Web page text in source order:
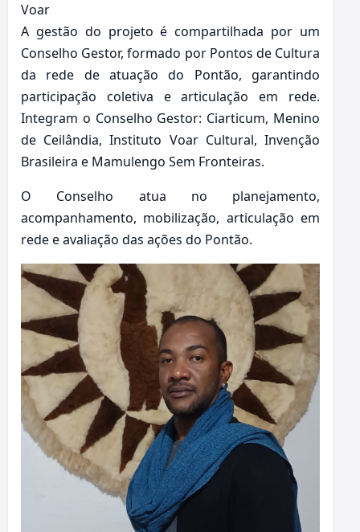
Voar
A gestão do projeto é compartilhada por um
Conselho Gestor, formado por Pontos de Cultura
da rede de atuação do Pontão, garantindo
participação coletiva e articulação em rede.
Integram o Conselho Gestor: Ciarticum, Menino
de Ceilândia, Instituto Voar Cultural, Invenção
Brasileira e Mamulengo Sem Fronteiras.
O Conselho atua no planejamento,
acompanhamento, mobilização, articulação em
rede e avaliação das ações do Pontão.